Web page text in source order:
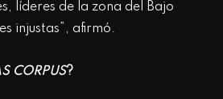
líderes de la zona del Bajo
injustas”, afirmó.
CORPUS?